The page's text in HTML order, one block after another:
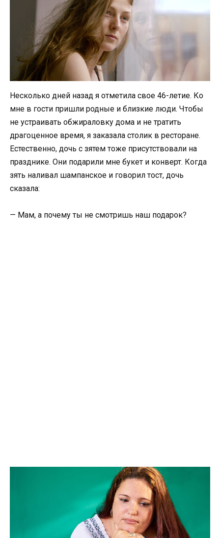
Несколько дней назад я отметила свое 46-летие. Ко
мне в гости пришли родные и близкие люди. Чтобы
не устраивать обжираловку дома и не тратить
драгоценное время, я заказала столик в ресторане.
Естественно, дочь с зятем тоже присутствовали на
празднике. Они подарили мне букет и конверт. Когда
зять наливал шампанское и говорил тост, дочь
сказала:
— Мам, а почему ты не смотришь наш подарок?